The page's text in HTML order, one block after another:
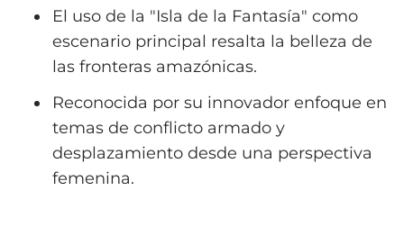
El uso de la "Isla de la Fantasía" como
escenario principal resalta la belleza de
las fronteras amazónicas.
Reconocida por su innovador enfoque en
temas de conflicto armado y
desplazamiento desde una perspectiva
femenina.